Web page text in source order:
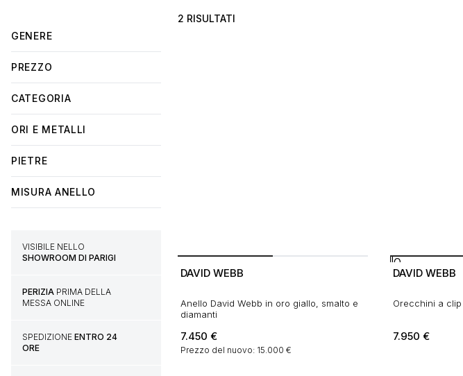
2 RISULTATI
GENERE
PREZZO
CATEGORIA
ORI E METALLI
PIETRE
MISURA ANELLO
VISIBILE NELLO
SHOWROOM DI PARIGI
PERIZIA PRIMA DELLA
MESSA ONLINE
SPEDIZIONE ENTRO 24
ORE
DAVID WEBB
Anello David Webb in oro giallo, smalto e
diamanti
7.450 €
Prezzo del nuovo: 15.000 €
DAVID WEBB
Orecchini a
7.950 €